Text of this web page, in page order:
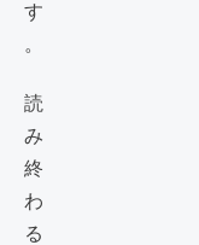
す
。
読
み
終
わ
る